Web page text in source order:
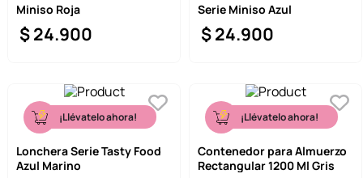
Miniso Roja
$24.900
Serie Miniso Azul
$24.900
¡Llévatelo ahora!
Lonchera Serie Tasty Food
Azul Marino
¡Llévatelo ahora!
Contenedor para Almuerzo
Rectangular 1200 Ml Gris